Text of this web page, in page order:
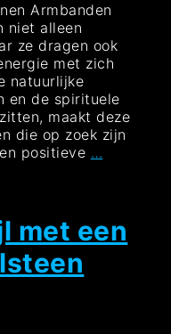
Armbanden
niet alleen
ze dragen ook
met zich
natuurlijke
en de spirituele
maakt deze
die op zoek zijn
positieve …
van
de
met een